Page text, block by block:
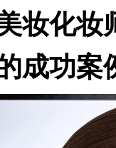
妆化妆
成功案